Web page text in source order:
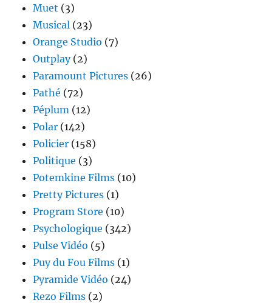
Muet (3)
Musical (23)
Orange Studio (7)
Outplay(2)
Paramount Pictures (26)
Pathé (72)
Péplum (12)
Polar (142)
Policier (158)
Politique (3)
Potemkine Films (10)
Pretty Pictures (1)
Program Store (10)
Psychologique (342)
Pulse Vidéo (5)
Puy du Fou Films (1)
Pyramide Vidéo (24)
Rezo Films (2)